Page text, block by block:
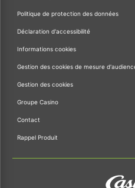
Politique de protection des données
Déclaration d'accessibilité
Informations cookies
Gestion des cookies de mesure
Gestion des cookies
Groupe Casino
Contact
Rappel Produit